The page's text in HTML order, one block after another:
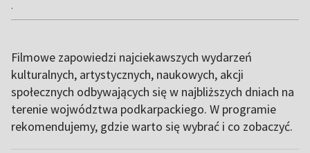
.
Filmowe zapowiedzi najciekawszych wydarzeń
kulturalnych, artystycznych, naukowych, akcji
społecznych odbywających się w najbliższych dniach na
terenie wojwództwa podkarpackiego. W programie
rekomendujemy, gdzie warto się wybrać i co zobaczyć.